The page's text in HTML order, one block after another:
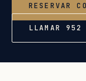
RESERVAR
LLAMAR